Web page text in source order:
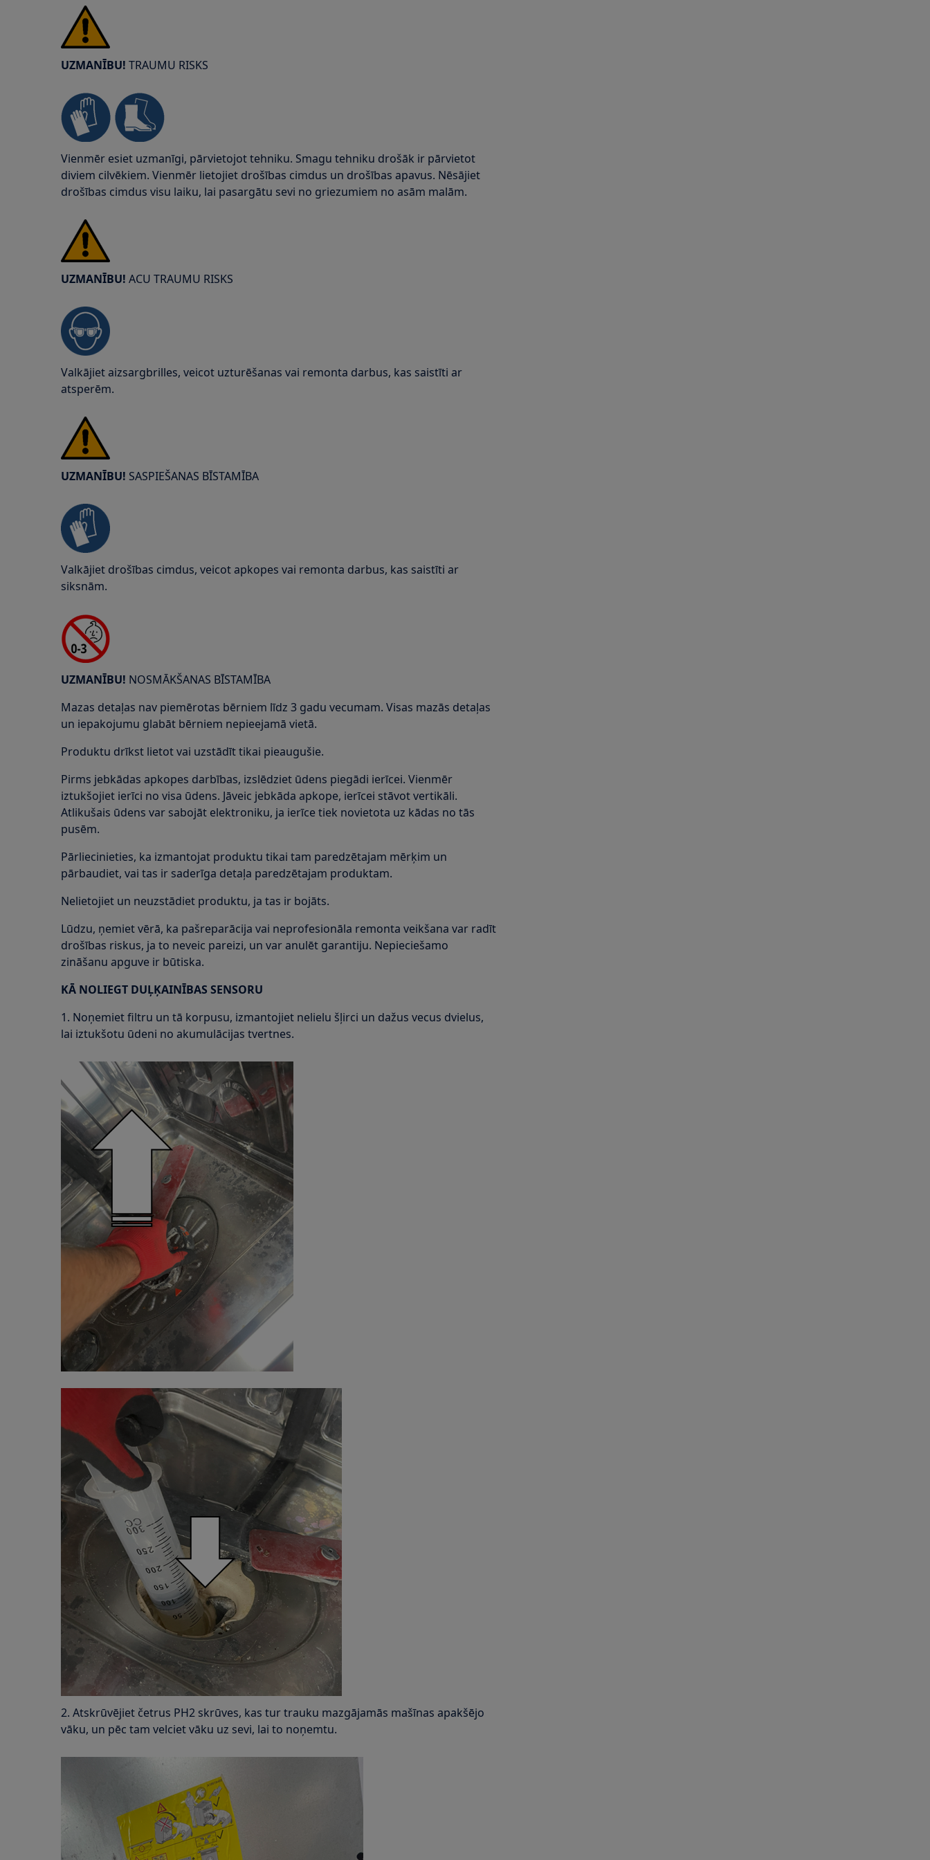
UZMANĪBU! TRAUMU RISKS
Vienmēr esiet uzmanīgi, pārvietojot tehniku. Smagu tehniku drošāk ir pārvietot
diviem cilvēkiem. Vienmēr lietojiet drošības cimdus un drošības apavus. Nēsājiet
drošības cimdus visu laiku, lai pasargātu sevi no griezumiem no asām malām.
UZMANĪBU! ACU TRAUMU RISKS
Valkājiet aizsargbrilles, veicot uzturēšanas vai remonta darbus, kas saistīti ar
atsperēm.
UZMANĪBU! SASPIEŠANAS BĪSTAMĪBA
Valkājiet drošības cimdus, veicot apkopes vai remonta darbus, kas saistīti ar
siksnām.
UZMANĪBU! NOSMĀKŠANAS BĪSTAMĪBA
Mazas detaļas nav piemērotas bērniem līdz 3 gadu vecumam. Visas mazās detaļas
un iepakojumu glabāt bērniem nepieejamā vietā.
Produktu drīkst lietot vai uzstādīt tikai pieaugušie.
Pirms jebkādas apkopes darbības, izslēdziet ūdens piegādi ierīcei. Vienmēr
iztukšojiet ierīci no visa ūdens. Jāveic jebkāda apkope, ierīcei stāvot vertikāli.
Atlikušais ūdens var sabojāt elektroniku, ja ierīce tiek novietota uz kādas no tās
pusēm.
Pārliecinieties, ka izmantojat produktu tikai tam paredzētajam mērķim un
pārbaudiet, vai tas ir saderīga detaļa paredzētajam produktam.
Nelietojiet un neuzstādiet produktu, ja tas ir bojāts.
Lūdzu, ņemiet vērā, ka pašreparācija vai neprofesionāla remonta veikšana var radīt
drošības riskus, ja to neveic pareizi, un var anulēt garantiju. Nepieciešamo
zināšanu apguve ir būtiska.
KĀ NOLIEGT DUĻĶAINĪBAS SENSORU
1. Noņemiet filtru un tā korpusu, izmantojiet nelielu šļirci un dažus vecus dvielus,
lai iztukšotu ūdeni no akumulācijas tvertnes.
2. Atskrūvējiet četrus PH2 skrūves, kas tur trauku mazgājamās mašīnas apakšējo
vāku, un pēc tam velciet vāku uz sevi, lai to noņemtu.